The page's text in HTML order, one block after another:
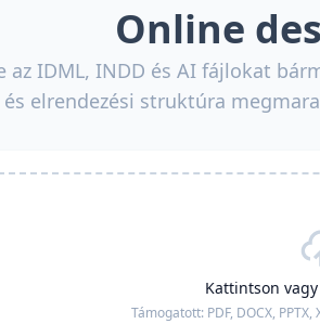
Online
az IDML, INDD és AI fájlokat
elrendezési struktúra
Kattintson
Támogatott: PDF, DOCX, PPTX,